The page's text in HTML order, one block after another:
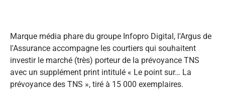
Marque média phare du groupe Infopro Digital, l'Argus de
l'Assurance accompagne les courtiers qui souhaitent
investir le marché (très) porteur de la prévoyance TNS
avec un supplément print intitulé « Le point sur… La
prévoyance des TNS », tiré à 15 000 exemplaires.